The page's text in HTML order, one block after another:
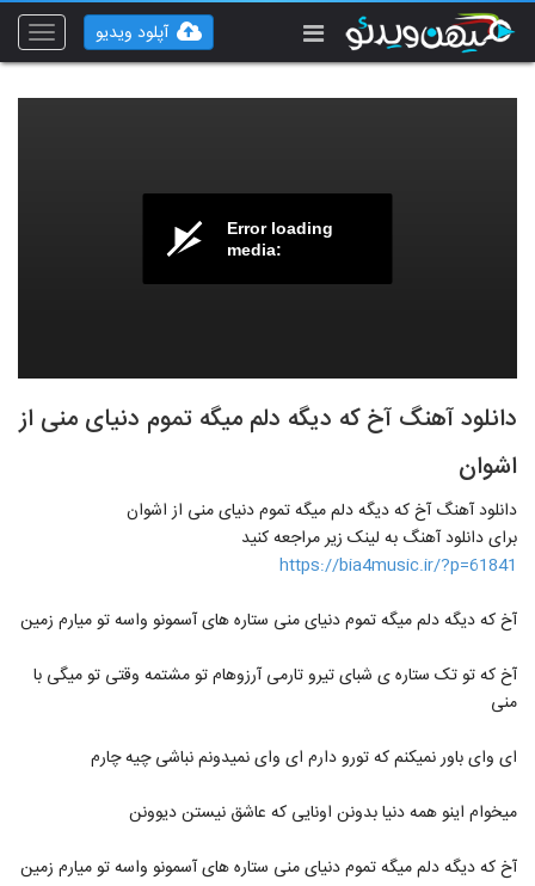
Toggle
آپلود ویدیو
Error loading
media:
دانلود آهنگ آخ که دیگه دلم میگه تموم دنیای منی از
اشوان
دانلود آهنگ آخ که دیگه دلم میگه تموم دنیای منی از اشوان
برای دانلود آهنگ به لینک زیر مراجعه کنید
https://bia4music.ir/?p=61841
آخ که دیگه دلم میگه تموم دنیای منی ستاره های آسمونو واسه تو میارم زمین
آخ که تو تک ستاره ی شبای تیرو تارمی آرزوهام تو مشتمه وقتی تو میگی با
منی
ای وای باور نمیکنم که تورو دارم ای وای نمیدونم نباشی چیه چارم
میخوام اینو همه دنیا بدونن اونایی که عاشق نیستن دیوونن
آخ که دیگه دلم میگه تموم دنیای منی ستاره های آسمونو واسه تو میارم زمین